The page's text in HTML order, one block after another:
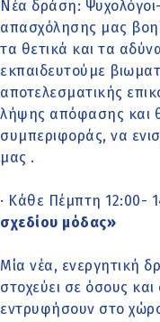
Νέα δράση:
απασχόλησης μας
τα θετικά και τα
εκπαιδευτούμε
αποτελεσματικής
λήψης απόφασης και
συμπεριφοράς, να
μας .
· Κάθε Πέμπτη 12:00-
σχεδίου μόδας»
Μία νέα, ενεργητική
στοχεύει σε όσους
εντρυφήσουν στο